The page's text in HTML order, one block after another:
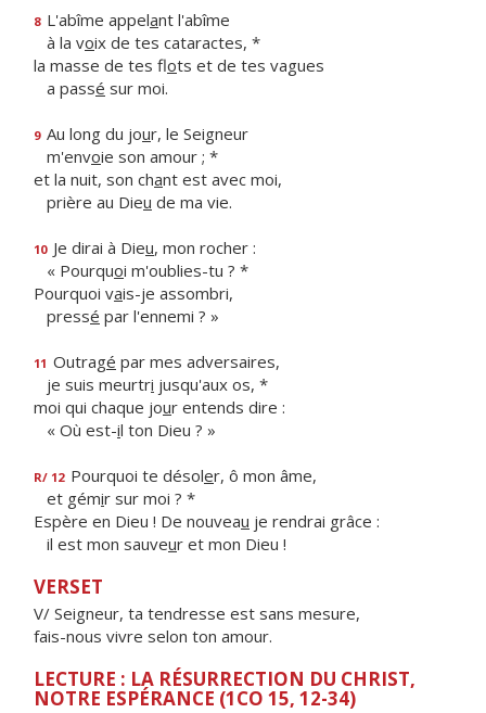
8 L'abîme appelant l'abîme
à la voix de tes cataractes, *
la masse de tes flots et de tes vagues
a passé sur moi.
9 Au long du jour, le Seigneur
m'envoie son amour ; *
et la nuit, son chant est avec moi,
prière au Dieu de ma vie.
10 Je dirai à Dieu, mon rocher :
« Pourquoi m'oublies-tu ? *
Pourquoi vais-je assombri,
pressé par l'ennemi ? »
11 Outragé par mes adversaires,
je suis meurtri jusqu'aux os, *
moi qui chaque jour entends dire :
« Où est-il ton Dieu ? »
R/ 12 Pourquoi te désoler, ô mon âme,
et gémir sur moi ? *
Espère en Dieu ! De nouveau je rendrai grâce :
il est mon sauveur et mon Dieu !
VERSET
V/ Seigneur, ta tendresse est sans mesure,
fais-nous vivre selon ton amour.
LECTURE : LA RÉSURRECTION DU CHRIST,
NOTRE ESPÉRANCE (1CO 15, 12-34)